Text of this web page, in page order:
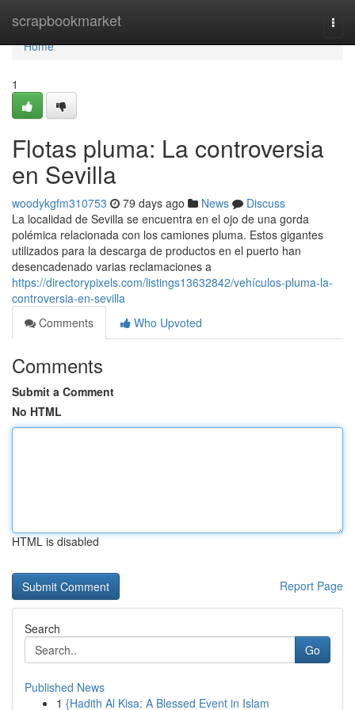
scrapbookmarket
Home
Home
1
Flotas pluma: La controversia
en Sevilla
woodykgfm310753 79 days ago News
Discuss
La localidad de Sevilla se encuentra en el ojo de una gorda
polémica relacionada con los camiones pluma. Estos gigantes
utilizados para la descarga de productos en el puerto han
desencadenado varias reclamaciones a
https://directorypixels.com/listings13632842/vehículos-pluma-la-
controversia-en-sevilla
Comments
Who Upvoted
Comments
Submit a Comment
No HTML
HTML is disabled
Report Page
Search
Go
Published News
1 {Hadith Al Kisa: A Blessed Event in Islam